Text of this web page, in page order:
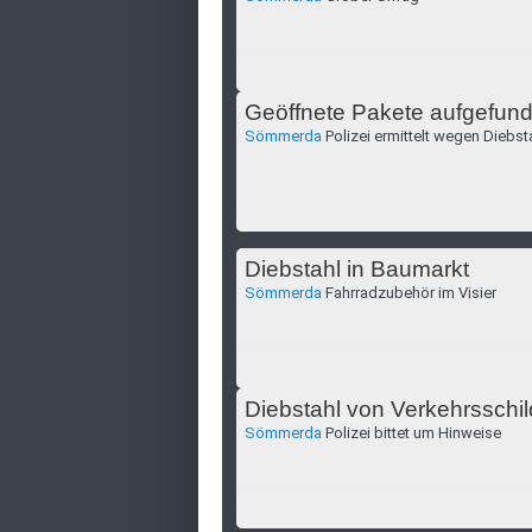
Geöffnete Pakete
Sömmerda Polizei ermittelt wegen
Diebstahl in Baumarkt
Sömmerda Fahrradzubehör im Visier
Diebstahl von
Sömmerda Polizei bittet um Hinweise